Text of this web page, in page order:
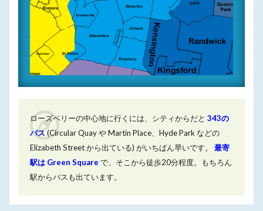
ローズベリーの中心地に行くには、シティからだと 343の
バス(Circular Quay や Martin Place、Hyde Park などの
Elizabeth Street から出ている) がいちばん早いです。 最寄
駅は Green Square で、そこから徒歩20分程度。もちろん
駅からバスも出ています。